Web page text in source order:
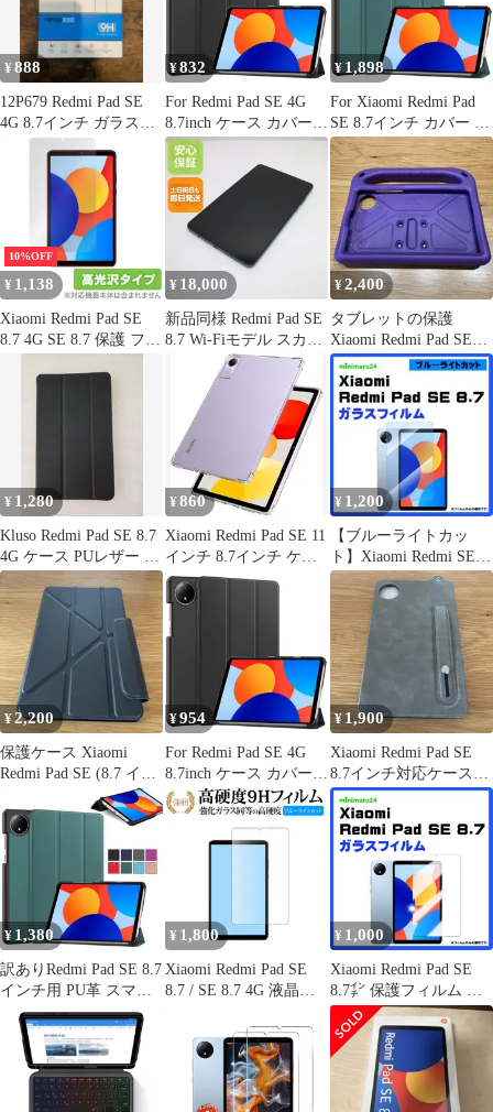
型 超軽量 ケース 耐衝
撃 Redmi Pad SE For
¥888
12P679 Redmi Pad SE
4G 8.7インチ ガラスフ
ィルム
¥832
For Redmi Pad SE 4G
8.7inch ケース カバー
Greerass Redmi Pad SE
4G 8.7inch 用ソフト
TPU カバー キズ防止
スタンド機能付き 全面
保護型 超薄型 超軽量
ケース 耐衝撃 Redmi
Pad SE
¥ 1,898
For Xiaomi Redmi Pad
SE 8.7インチ カバー ケ
ース タンドケース 三つ
折り マグネット開閉式
スタンド機能 折り畳み
薄型 衝撃吸収 軽量 タ
ブレット用
10%OFF
¥ 1,138
Xiaomi Redmi Pad SE
8.7 4G SE 8.7 保護 フィ
for シャオミー タブレ
ット 指紋がつきにくい
¥ 18,000
新品同様 Redmi Pad SE
8.7 Wi-Fiモデル スカイ
Xiaomi 即日発送 土日祝
発送OK
¥2,400
タブレットの保護
Xiaomi Redmi Pad SE
8.7インチケース
¥ 1,280
Kluso Redmi Pad SE 8.7
4G ケース PUレザー 薄
型 軽量 手帳型 スタン
ド機能 ブラック
¥ 860
Xiaomi Redmi Pad SE 11
インチ 8.7インチ ケー
ス 四つ角エアークッシ
ョン 耐衝撃 Xiaomi シ
ャオミ Xiaomi Redmi
Pad SEタブレットカバ
ー タブレット TPUケー
ス シリコン ソフトケー
ス タブレット クリア
¥ 1,200
【ブルーライトカッ
ト】Xiaomi Redmi SE
8.7 ガラスフィルム
¥2,200
保護ケース Xiaomi
Redmi Pad SE (8.7 イン
¥954
For Redmi Pad SE 4G
8.7inch ケース カバー
Greerass Redmi Pad SE
4G 8.7inch 用ソフト
TPU カバー キズ防止
スタンド機能付き 全面
保護型 超薄型 超軽量
Pad SE
¥ 1,900
Xiaomi Redmi Pad SE
8.7インチ対応ケースタ
ブレットホルダー
¥ 1,380
訳ありRedmi Pad SE 8.7
インチ用 PU革 スマー
ト カバー ケース 三つ
折り スタンド機能 自動
休眠機能対応 (グレ
ー、ネイビー、レッ
ド、ブラック、ダーク
¥ 1,800
Xiaomi Redmi Pad SE
8.7 / SE 8.7 4G 液晶保
と 同等の 高硬度9H ブ
ルーライトカット クリ
ア光沢タイプ 改訂版
¥ 1,000
Xiaomi Redmi Pad SE
8.7㌅ 保護フィルム ガ
ラスフィルム タブレッ
トフィルム 硬度9H
AGC日本製ガラス